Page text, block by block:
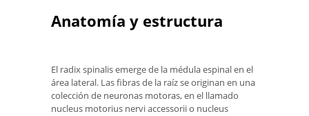
Anatomía y estructura
El radix spinalis emerge de la médula espinal en el
área lateral. Las fibras de la raíz se originan en una
colección de neuronas motoras, en el llamado
nucleus motorius nervi accessorii o nucleus